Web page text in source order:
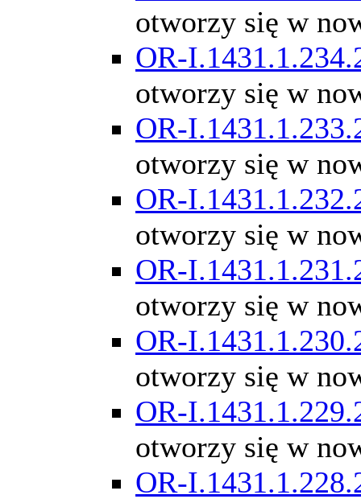
otworzy się w
OR-
otworzy się w
OR-
otworzy się w
OR-
otworzy się w
OR-
otworzy się w
OR-
otworzy się w
OR-
otworzy się w
OR-